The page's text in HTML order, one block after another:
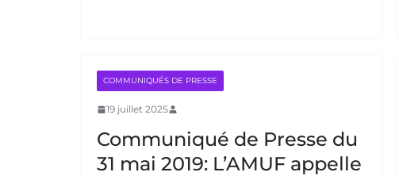
COMMUNIQUÉS DE PRESSE
19 juillet 2025
Communiqué de Presse du
31 mai 2019: L’AMUF appelle